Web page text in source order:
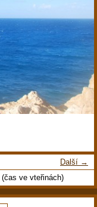
Další →
(čas ve vteřinách)